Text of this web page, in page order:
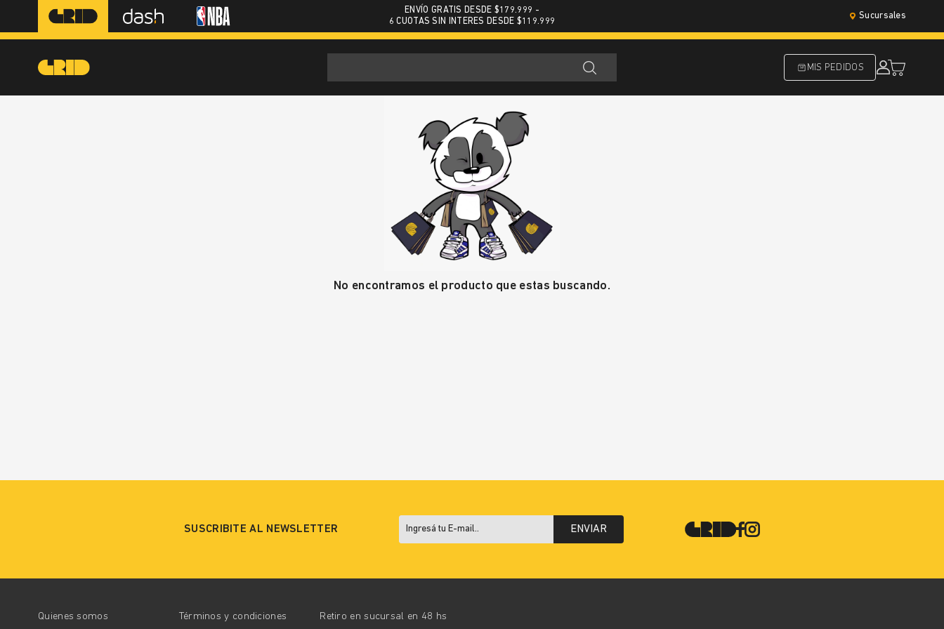
ENVÍO GRATIS DESDE $179.999 -
6 CUOTAS SIN INTERES DESDE $119.999
Sucursales
MIS PEDIDOS
No encontramos el producto que estas buscando.
SUSCRIBITE AL NEWSLETTER ENVIAR
Quienes somos Términos y condiciones Retiro en sucursal en 48 hs